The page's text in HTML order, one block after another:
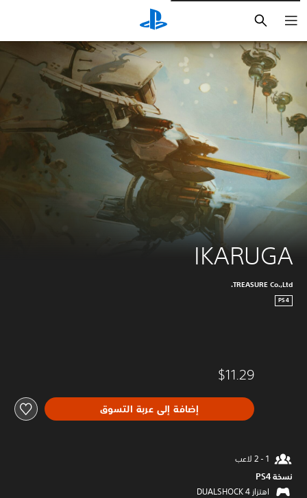
IKARUGA
TREASURE Co.,Ltd.
PS4
$11.29
إضافة إلى عربة التسوق
نسخة PS4‏
اهتزاز DUALSHOCK 4‏